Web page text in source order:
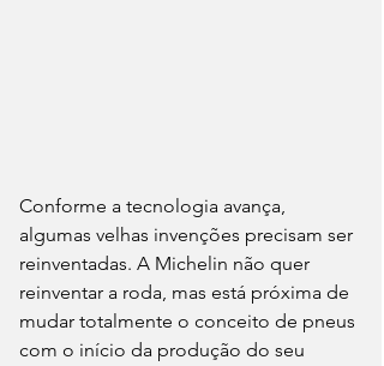
Conforme a tecnologia avança,
algumas velhas invenções precisam ser
reinventadas. A Michelin não quer
reinventar a roda, mas está próxima de
mudar totalmente o conceito de pneus
com o início da produção do seu